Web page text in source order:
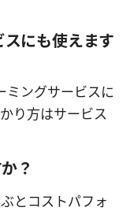
にも使えます
ミングサービスに
り方はサービス
？
とコストパフォ